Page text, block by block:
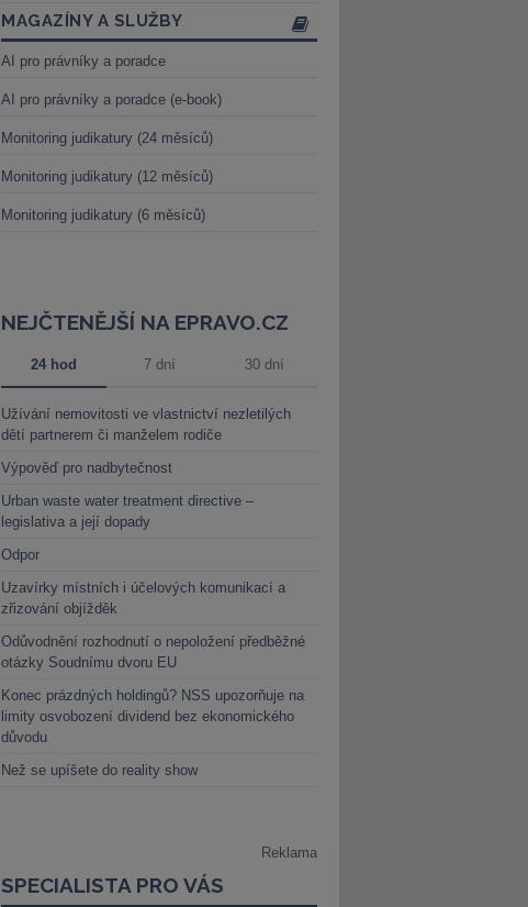
MAGAZÍNY A SLUŽBY
AI pro právníky a poradce
AI pro právníky a poradce (e-book)
Monitoring judikatury (24 měsíců)
Monitoring judikatury (12 měsíců)
Monitoring judikatury (6 měsíců)
NEJČTENĚJŠÍ NA EPRAVO.CZ
24 hod 7 dní 30 dní
Užívání nemovitosti ve vlastnictví nezletilých
dětí partnerem či manželem rodiče
Výpověď pro nadbytečnost
Urban waste water treatment directive –
legislativa a její dopady
Odpor
Uzavírky místních i účelových komunikací a
zřizování objížděk
Odůvodnění rozhodnutí o nepoložení předběžné
otázky Soudnímu dvoru EU
Konec prázdných holdingů? NSS upozorňuje na
limity osvobození dividend bez ekonomického
důvodu
Než se upíšete do reality show